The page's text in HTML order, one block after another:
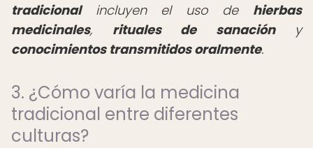
tradicionalincluyen el uso de hierbas
medicinales, rituales de sanacióny
conocimientos transmitidos oralmente.
3. ¿Cómo varía la medicina
tradicional entre diferentes
culturas?